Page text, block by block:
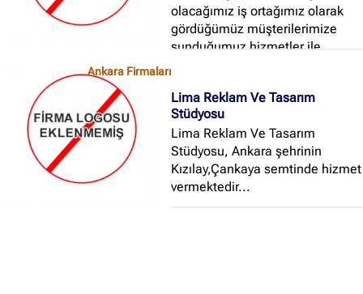
olacağımız iş ortağımız olarak
gördüğümüz müşterilerimize
sunduğumuz hizmetler ile
edecektir...
Ankara Firmaları
Lima Reklam Ve Tasarım
Stüdyosu
Lima Reklam Ve Tasarım
Stüdyosu, Ankara şehrinin
Kızılay,Çankaya semtinde hizmet
vermektedir...